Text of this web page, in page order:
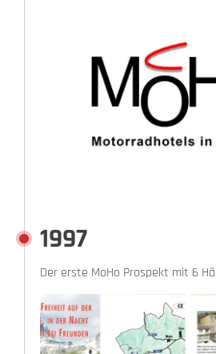
1997
Der erste MoHo Prospekt mit 6